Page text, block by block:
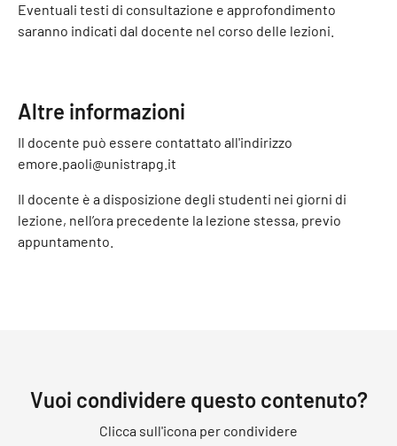
Eventuali testi di consultazione e approfondimento
saranno indicati dal docente nel corso delle lezioni.
Altre informazioni
Il docente può essere contattato all'indirizzo
emore.paoli@unistrapg.it
Il docente è a disposizione degli studenti nei giorni di
lezione, nell’ora precedente la lezione stessa, previo
appuntamento.
Vuoi condividere questo contenuto?
Clicca sull'icona per condividere